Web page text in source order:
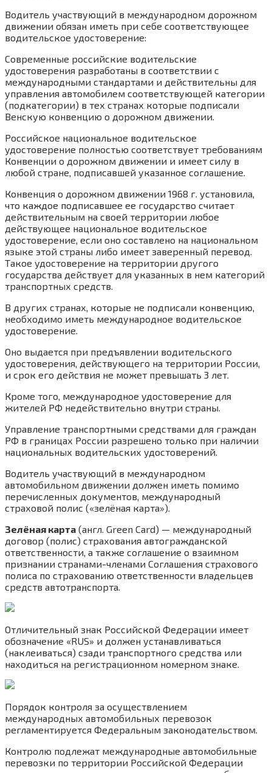
Водитель участвующий в международном дорожном
движении обязан иметь при себе соответствующее
водительское удостоверение:
Современные российские водительские
удостоверения разработаны в соответствии с
международными стандартами и действительны для
управления автомобилем соответствующей категории
(подкатегории) в тех странах которые подписали
Венскую конвенцию о дорожном движении.
Российское национальное водительское
удостоверение полностью соответствует требованиям
Конвенции о дорожном движении и имеет силу в
любой стране, подписавшей указанное соглашение.
Конвенция о дорожном движении 1968 г. установила,
что каждое подписавшее ее государство считает
действительным на своей территории любое
действующее национальное водительское
удостоверение, если оно составлено на национальном
языке этой страны либо имеет заверенный перевод.
Такое удостоверение на территории другого
государства действует для указанных в нем категорий
транспортных средств.
В других странах, которые не подписали конвенцию,
необходимо иметь международное водительское
удостоверение.
Оно выдается при предъявлении водительского
удостоверения, действующего на территории России,
и срок его действия не может превышать 3 лет.
Кроме того, международное удостоверение для
жителей РФ недействительно внутри страны.
Управление транспортными средствами для граждан
РФ в границах России разрешено только при наличии
национальных водительских удостоверений.
Водитель участвующий в международном
автомобильном движении должен иметь помимо
перечисленных документов, международный
страховой полис («зелёная карта»).
Зелёная карта (англ. Green Card) — международный
договор (полис) страхования автогражданской
ответственности, а также соглашение о взаимном
признании странами-членами Соглашения страхового
полиса по страхованию ответственности владельцев
средств автотранспорта.
Отличительный знак Российской Федерации имеет
обозначение «RUS» и должен устанавливаться
(наклеиваться) сзади транспортного средства или
находиться на регистрационном номерном знаке.
Порядок контроля за осуществлением
международных автомобильных перевозок
регламентируется Федеральным законодательством.
Контролю подлежат международные автомобильные
перевозки по территории Российской Федерации